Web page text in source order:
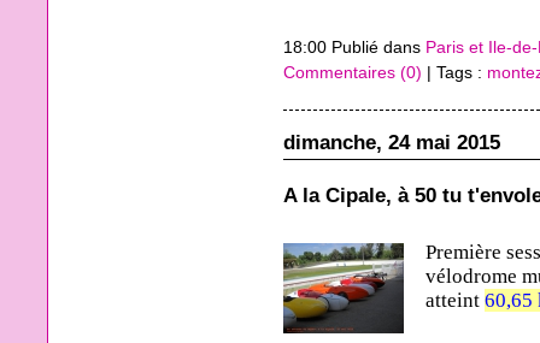
18:00 Publié dans Paris et Ile-
Commentaires (0) | Tags :
dimanche, 24 mai 2015
A la Cipale, à 50 tu
Première
vélodrome
atteint60,65